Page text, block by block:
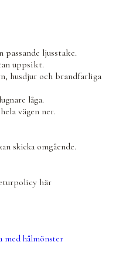
ljusstake.
uppsikt.
husdjur och brandfarliga
låga.
vägen ner.
skicka omgående.
här